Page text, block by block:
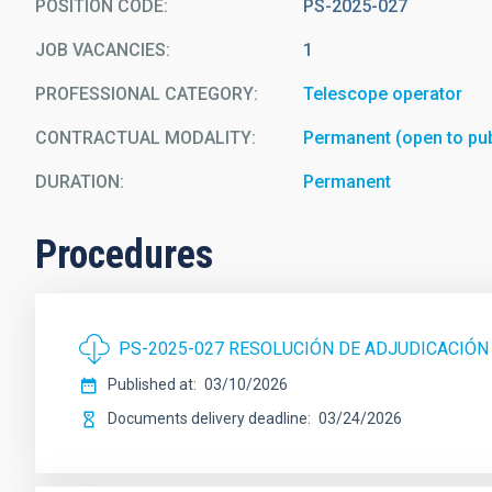
POSITION CODE PS-2025-027
JOB VACANCIES 1
PROFESSIONAL CATEGORY Telescope operator
CONTRACTUAL MODALITY Permanent (open to
DURATION Permanent
Procedures
PS-2025-027 RESOLUCIÓN DE ADJUDICACIÓN
Published at
03/10/2026
Documents delivery deadline
03/24/2026